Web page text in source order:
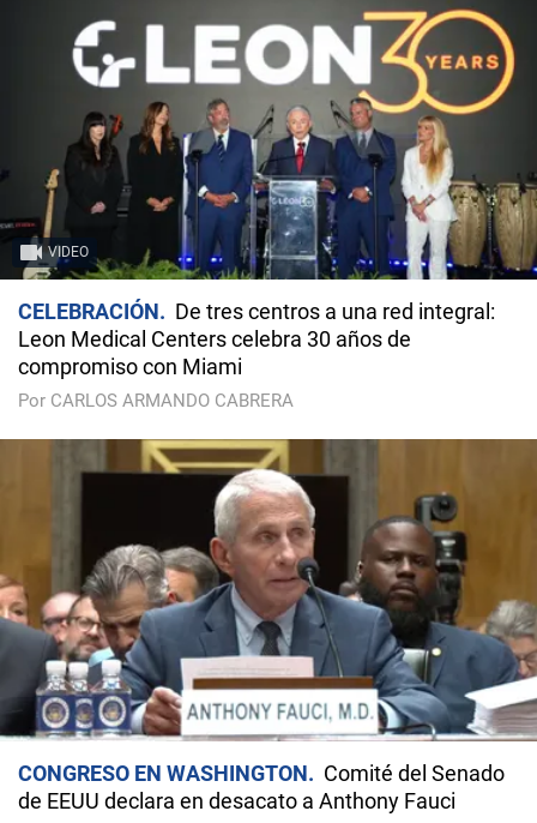
VIDEO
CELEBRACIÓN
De tres centros a una red integral:
Leon Medical Centers celebra 30 años de
compromiso con Miami
Por CARLOS ARMANDO CABRERA
CONGRESO EN WASHINGTON
Comité del Senado
de EEUU declara en desacato a Anthony Fauci